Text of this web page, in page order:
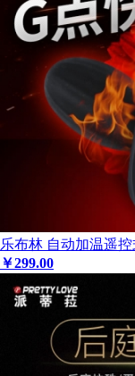
乐布林 自动加温遥
￥299.00